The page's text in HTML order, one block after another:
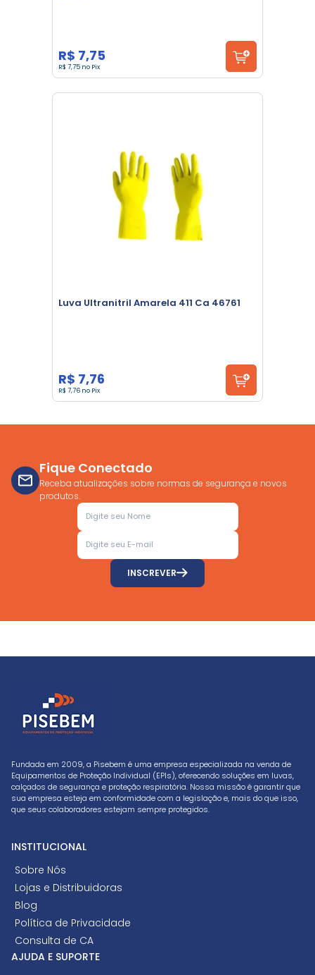
R$ 7,75
R$ 7,75 no Pix
Luva Ultranitril Amarela 411 Ca 46761
R$ 7,76
R$ 7,76 no Pix
Fique Conectado
Receba atualizações sobre normas de segurança e novos
produtos.
INSCREVER
Fundada em 2009, a Pisebem é uma empresa especializada na venda de
Equipamentos de Proteção Individual (EPIs), oferecendo soluções em luvas,
calçados de segurança e proteção respiratória. Nossa missão é garantir que
sua empresa esteja em conformidade com a legislação e, mais do que isso,
que seus colaboradores estejam sempre protegidos.
INSTITUCIONAL
Sobre Nós
Lojas e Distribuidoras
Blog
Política de Privacidade
Consulta de CA
AJUDA E SUPORTE